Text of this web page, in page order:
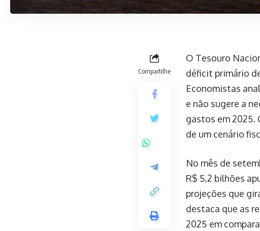
Compartilhe
O Tesouro
déficit primário
Economistas
e não sugere a
gastos em 2025.
de um cenário
No mês de
R$ 5,2 bilhões
projeções que
destaca que as
2025 em